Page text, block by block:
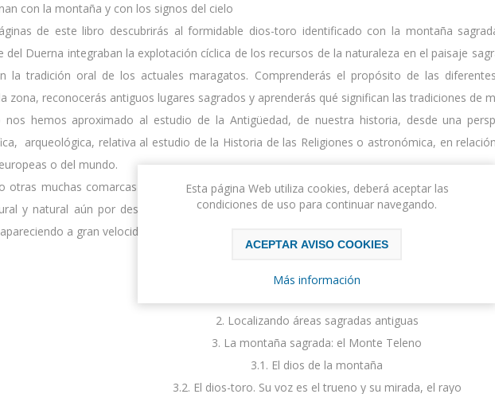
con la montaña y con los signos del cielo
de este libro descubrirás al formidable dios-toro identificado con la montaña
del Duerna integraban la explotación cíclica de los recursos de la naturaleza en el paisaje
la tradición oral de los actuales maragatos. Comprenderás el propósito de las
zona, reconocerás antiguos lugares sagrados y aprenderás qué significan las tradiciones de
hemos aproximado al estudio de la Antigüedad, de nuestra historia, desde una
arqueológica, relativa al estudio de la Historia de las Religiones o astronómica, en
o del mundo.
otras muchas comarcas de la región leonesa, como otros muchos lugares del Noroeste
y natural aún por descubrir, que a pesar de ser clave para conocer nuestro pasado, y
a gran velocidad.
1. Amanece… que no es poco
2. Localizando áreas sagradas antiguas
3. La montaña sagrada: el Monte Teleno
3.1. El dios de la montaña
3.2. El dios-toro. Su voz es el trueno y su mirada, el rayo
Esta página Web utiliza cookies, deberá aceptar las
condiciones de uso para continuar navegando.
ACEPTAR AVISO COOKIES
Más información